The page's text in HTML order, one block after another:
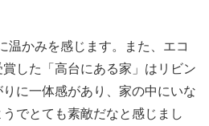
温かみを感じます。また、エコ
した「高台にある家」はリビン
に一体感があり、家の中にいな
でとても素敵だなと感じまし